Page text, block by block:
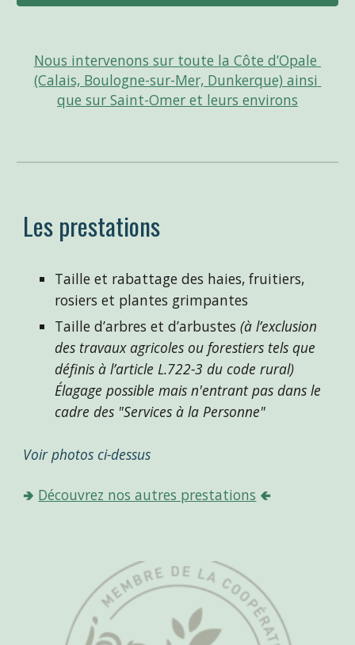
Nous intervenons sur toute la Côte d’Opale
(Calais, Boulogne-sur-Mer, Dunkerque) ainsi
que sur Saint-Omer et leurs environs
Les prestations
Taille et rabattage des haies, fruitiers,
rosiers et plantes grimpantes
Taille d’arbres et d’arbustes (à l’exclusion
des travaux agricoles ou forestiers tels que
définis à l’article L.722-3 du code rural)
Élagage possible mais n'entrant pas dans le
cadre des "Services à la Personne"
Voir photos ci-dessus
🢂 Découvrez nos autres prestations 🢀